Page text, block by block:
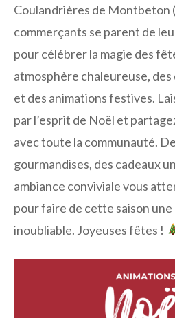
Coulandrières de Montbeton
commerçants se parent de
pour célébrer la magie des
atmosphère chaleureuse,
et des animations festives.
par l’esprit de Noël et
avec toute la communauté.
gourmandises, des cadeaux
ambiance conviviale vous
pour faire de cette saison
inoubliable. Joyeuses fêtes !